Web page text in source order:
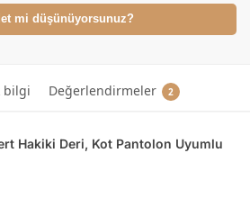
mi düşünüyorsunuz?
bilgi Değerlendirmeler 2
Hakiki Deri, Kot Pantolon Uyumlu